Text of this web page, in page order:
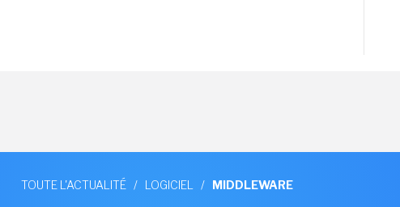
TOUTE L'ACTUALITÉ / LOGICIEL / MIDDLEWARE